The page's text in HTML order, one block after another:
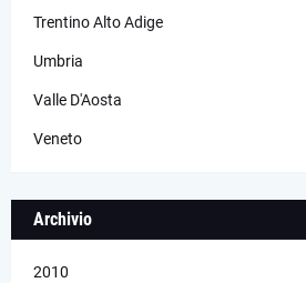
Trentino Alto Adige
Umbria
Valle D'Aosta
Veneto
Archivio
2010